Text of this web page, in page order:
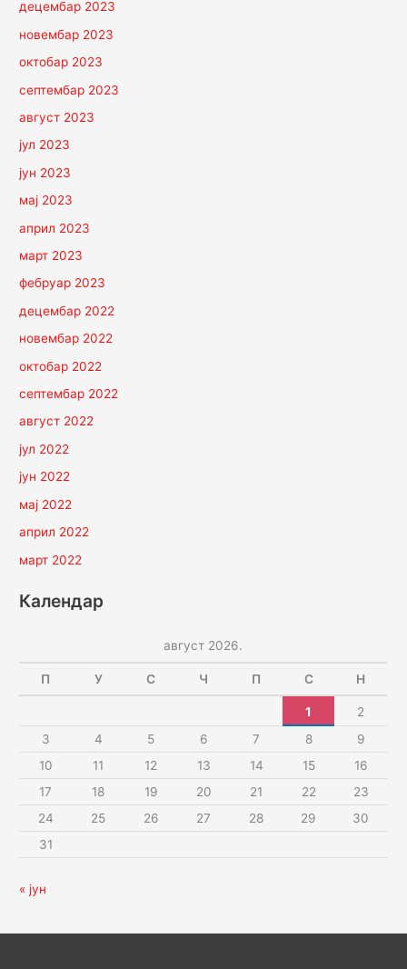
децембар 2023
новембар 2023
октобар 2023
септембар 2023
август 2023
јул 2023
јун 2023
мај 2023
април 2023
март 2023
фебруар 2023
децембар 2022
новембар 2022
октобар 2022
септембар 2022
август 2022
јул 2022
јун 2022
мај 2022
април 2022
март 2022
Календар
август 2026.
П У С Ч П С Н
1
2
3
4 5 6 7 8
9
10
11 12 13 14 15
16
17
18 19 20 21 22
23
24
25 26 27 28 29
30
31
« јун